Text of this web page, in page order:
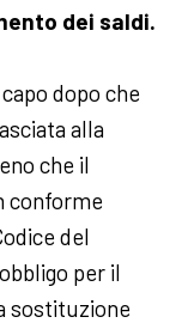
dei saldi.
dopo che
alla
che il
conforme
del
per il
sostituzione